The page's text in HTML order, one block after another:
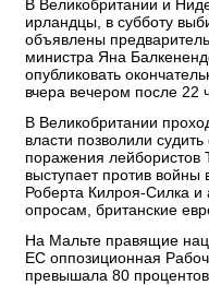
В Великобритании и
ирландцы, в субботу
объявлены
министра Яна
опубликовать
вчера вечером после 22
В Великобритании
власти позволили
поражения лейбористов
выступает против
Роберта Килроя-Силка
опросам, британские
На Мальте правящие
ЕС оппозиционная
превышала 80 процентов.